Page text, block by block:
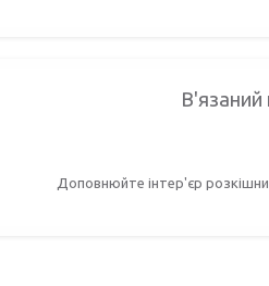
Доповнюйте інтер'єр